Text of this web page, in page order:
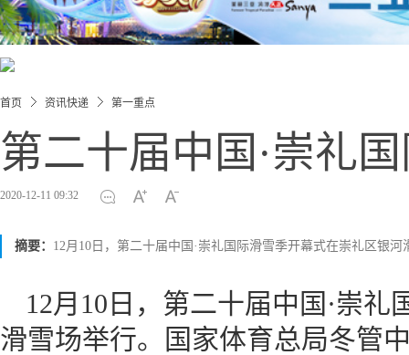
首页 资讯快递 第一重点
第二十届中国·崇礼
2020-12-11 09:32
摘要： 12月10日，第二十届中国·崇礼国际滑雪季开幕式在崇礼区银河
12月10日，第二十届中国·崇
滑雪场举行。国家体育总局冬管